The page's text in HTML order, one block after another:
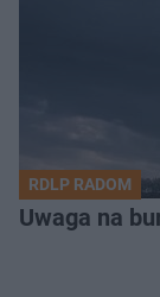
RDLP RADOM
Uwaga na